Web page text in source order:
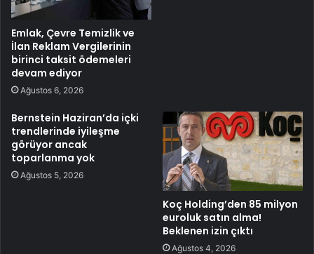
Emlak, Çevre Temizlik ve
İlan Reklam Vergilerinin
birinci taksit ödemeleri
devam ediyor
Ağustos 6, 2026
Bernstein Haziran’da içki
trendlerinde iyileşme
görüyor ancak
toparlanma yok
Ağustos 5, 2026
Koç Holding’den 85 milyon
euroluk satın alma!
Beklenen izin çıktı
Ağustos 4, 2026